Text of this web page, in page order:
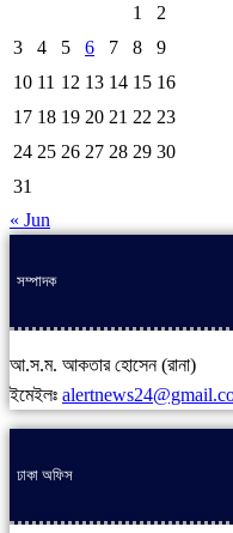
1
2
3
4 5 6 7 8
9
10 11 12 13 14 15 16
17 18 19 20 21 22 23
24 25 26 27 28 29 30
31
« Jun
সম্পাদক
আ.স.ম. আকতার হোসেন (রানা)
ইমেইলঃ
ঢাকা অফিস